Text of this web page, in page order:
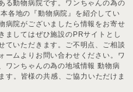
る動物病院です。ワンちゃんの為の
各地の『動物病院』を紹介してい
病院がございましたら情報をお寄せ
ましてはぜひ施設のPRサイトとし
ていただきます。ご不明点、ご相談
ームよりお問い合わせください。ワ
ワンちゃんの為の地域情報 動物病
す。皆様の共感、ご協力いただけま